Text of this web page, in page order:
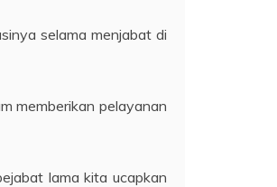
selama menjabat di
memberikan pelayanan
lama kita ucapkan